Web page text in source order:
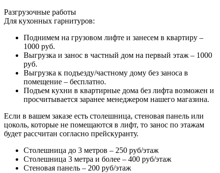
Разгрузочные работы
Для кухонных гарнитуров:
Поднимем на грузовом лифте и занесем в квартиру –
1000 руб.
Выгрузка и занос в частный дом на первый этаж – 1000
руб.
Выгрузка к подъезду/частному дому без заноса в
помещение – бесплатно.
Подъем кухни в квартирные дома без лифта возможен и
просчитывается заранее менеджером нашего магазина.
Если в вашем заказе есть столешница, стеновая панель или
цоколь, которые не помещаются в лифт, то занос по этажам
будет рассчитан согласно прейскуранту.
Столешница до 3 метров – 250 руб/этаж
Столешница 3 метра и более – 400 руб/этаж
Стеновая панель – 200 руб/этаж